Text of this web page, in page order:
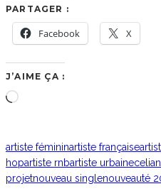
PARTAGER :
Facebook X
J’AIME ÇA :
Chargement…
artiste fémininartiste française
hopartiste rnbartiste urbainecelia
projetnouveau singlenouveauté